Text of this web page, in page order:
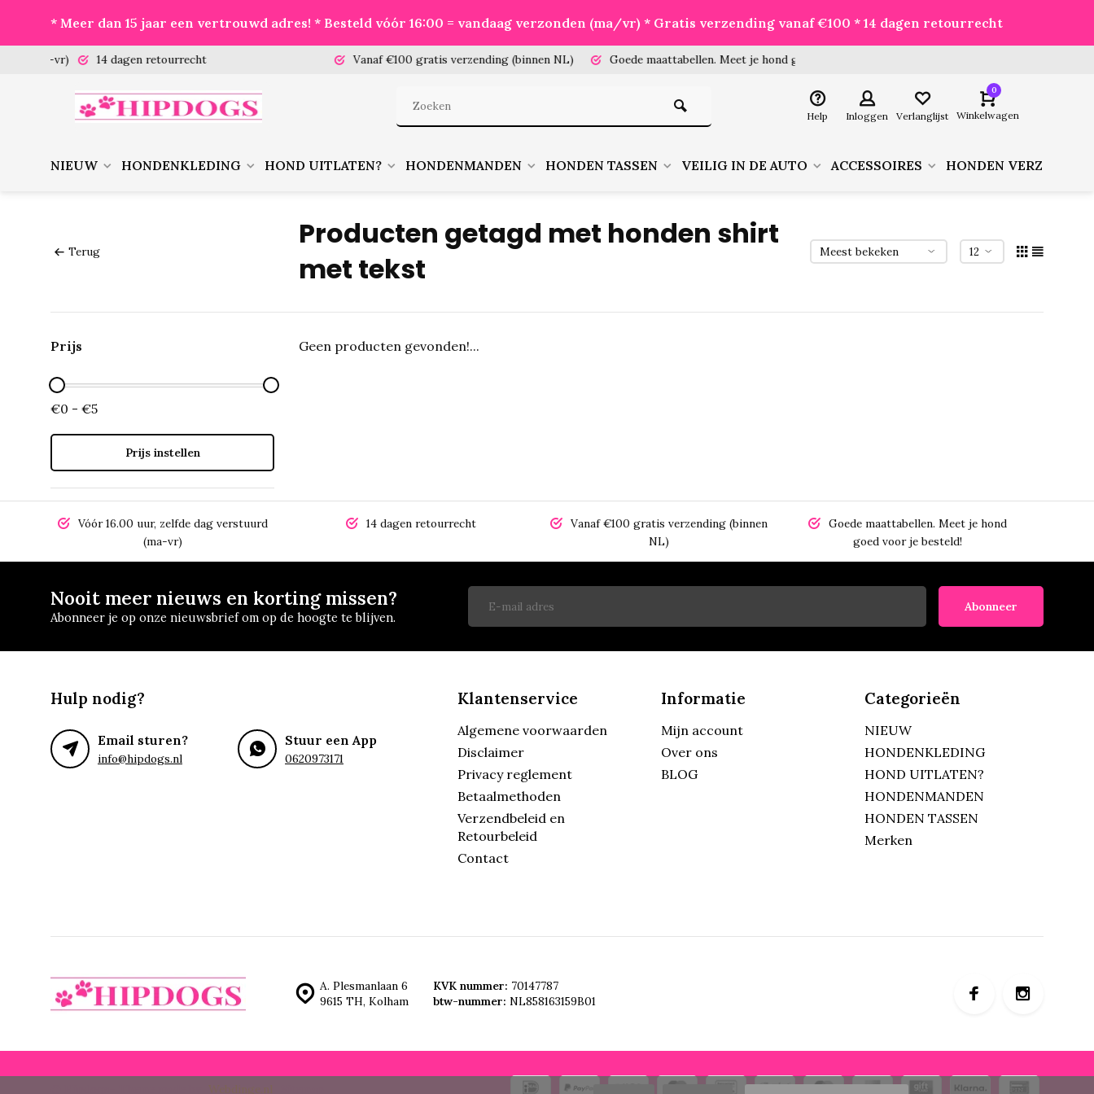
* Meer dan 15 jaar een vertrouwd adres! * Besteld vóór 16:00 = vandaag verzonden (ma/vr) * Gratis verzending vanaf €100 * 14 dagen retourrecht
14 dagen retourrecht Vanaf €100 gratis verzending (binnen NL) Goede maattabellen.Meet je hond goed voor je besteld!
Help Inloggen Verlanglijst
0
Winkelwagen
NIEUW HONDENKLEDING HOND UITLATEN? HONDENMANDEN HONDEN TASSEN VEILIG IN DE AUTO ACCESSOIRES HONDEN
Terug
Producten getagd met honden shirt
met tekst
Prijs
€0 - €5
Prijs instellen
Geen producten gevonden!...
Vóór 16.00 uur, zelfde dag verstuurd
(ma-vr)
14 dagen retourrecht
Vanaf €100 gratis verzending (binnen
NL)
Goede maattabellen. Meet je hond
goed voor je besteld!
Nooit meer nieuws en korting missen?
Abonneer je op onze nieuwsbrief om op de hoogte te blijven.
Abonneer
Hulp nodig?
Email sturen?
info@hipdogs.nl
Stuur een App
0620973171
Klantenservice
Algemene voorwaarden
Disclaimer
Privacy reglement
Betaalmethoden
Verzendbeleid en
Retourbeleid
Contact
Informatie
Mijn account
Over ons
BLOG
Categorieën
NIEUW
HONDENKLEDING
HOND UITLATEN?
HONDENMANDEN
HONDEN TASSEN
Merken
A. Plesmanlaan 6
9615 TH, Kolham
KVK nummer: 70147787
btw-nummer: NL858163159B01